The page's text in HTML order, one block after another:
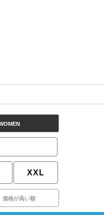
XXL
価格が高い順